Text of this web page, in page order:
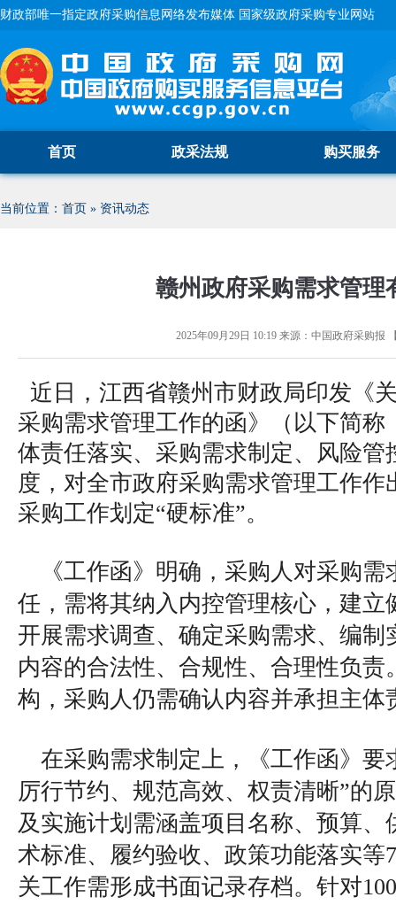
财政部唯一指定政府采购信息网络发布媒体 国家级政府采购专业网站
首页 政采法规 购买服务
当前位置： 首页 » 资讯动态
赣州政府采购需求管理
2025年09月29日 10:19来源： 中国政府采购报
近日，江西省赣州市财政局印发《
采购需求管理工作的函》（以下简称
体责任落实、采购需求制定、风险管
度，对全市政府采购需求管理工作作
采购工作划定“硬标准”。
《工作函》明确，采购人对采购
任，需将其纳入内控管理核心，建立
开展需求调查、确定采购需求、编制
内容的合法性、合规性、合理性负责
构，采购人仍需确认内容并承担主体
在采购需求制定上，《工作函》要
厉行节约、规范高效、权责清晰”的
及实施计划需涵盖项目名称、预算、
术标准、履约验收、政策功能落实等
关工作需形成书面记录存档。针对